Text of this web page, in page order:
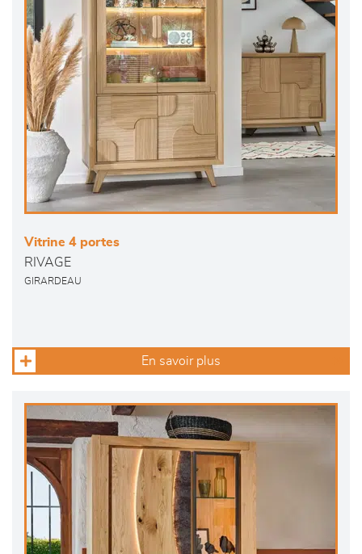
Vitrine 4 portes
RIVAGE
GIRARDEAU
En savoir plus